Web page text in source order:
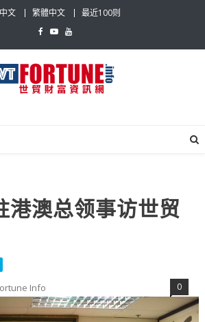
文 繁體中文 最近100则
港澳总领事访世贸
Info 0